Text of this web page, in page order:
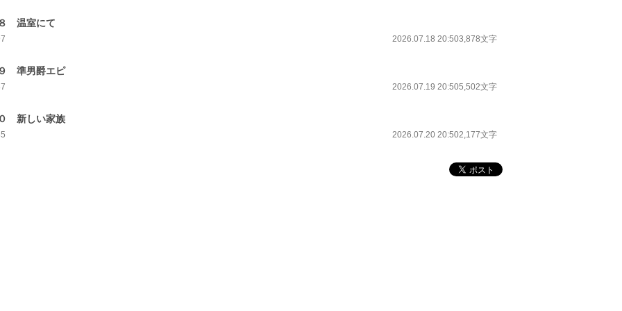
温室にて
2026.07.18 20:503,878文字
準男爵エピ
2026.07.19 20:505,502文字
新しい家族
2026.07.20 20:502,177文字